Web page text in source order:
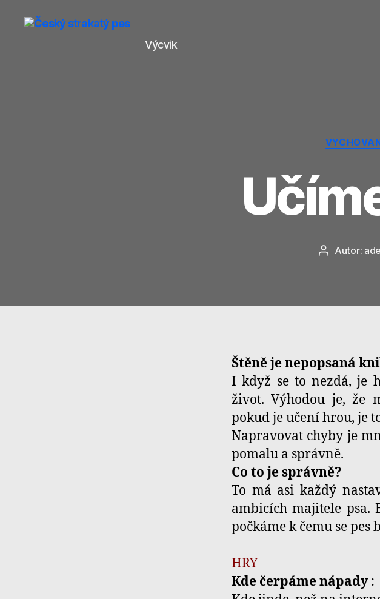
Výcvik
AutorAutor:
Štěně je nepopsaná
I když se to nezdá, je
život. Výhodou je, že
pokud je učení hrou, je
Napravovat chyby je
pomalu a správně.
Co to je správně?
To má asi každý
ambicích majitele psa.
počkáme k čemu se pes
HRY
Kde čerpáme nápady: